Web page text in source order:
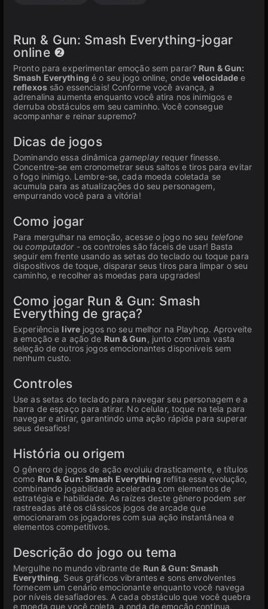
Run & Gun: Smash Everything-jogar
online ❷
Pronto para experimentar emoção sem parar? Run & Gun:
Smash Everything é o seu jogo online, ondevelocidade e
reflexossão essenciais! Conforme você avança, a
adrenalina aumenta enquanto você atira nos inimigos e
derruba obstáculos em seu caminho. Você consegue
acompanhar e reinar supremo?
Dicas de jogos
Dominando essa dinâmica gameplayrequer finesse.
Concentre-se em cronometrar seus saltos e tiros para evitar
o fogo inimigo. Lembre-se, cada moeda coletada se
acumula para as atualizações do seu personagem,
empurrando você para a vitória!
Como jogar
Para mergulhar na emoção, acesse o jogo no seu telefone
oucomputador- os controles são fáceis de usar! Basta
seguir em frente usando as setas do teclado ou toque para
dispositivos de toque, disparar seus tiros para limpar o seu
caminho, e recolher as moedas para upgrades!
Como jogar Run & Gun: Smash
Everything de graça?
Experiência livre jogos no seu melhor na Playhop. Aproveite
a emoção e a ação de Run & Gun, junto com uma vasta
seleção de outros jogos emocionantes disponíveis sem
nenhum custo.
Controles
Use as setas do teclado para navegar seu personagem e a
barra de espaço para atirar. No celular, toque na tela para
navegar e atirar, garantindo uma ação rápida para superar
seus desafios!
História ou origem
O gênero de jogos de ação evoluiu drasticamente, e títulos
como Run & Gun: Smash Everything reflita essa evolução,
combinando jogabilidade acelerada com elementos de
estratégia e habilidade. As raízes deste gênero podem ser
rastreadas até os clássicos jogos de arcade que
emocionaram os jogadores com sua ação instantânea e
elementos competitivos.
Descrição do jogo ou tema
Mergulhe no mundo vibrante de Run & Gun: Smash
Everything. Seus gráficos vibrantes e sons envolventes
fornecem um cenário emocionante enquanto você navega
por níveis desafiadores. A cada obstáculo que você quebra
e moeda que você coleta, a onda de emoção continua,